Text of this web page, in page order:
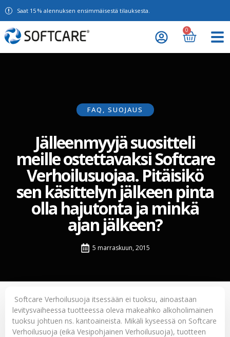
Saat 15 % alennuksen ensimmäisestä tilauksesta.
0
FAQ , SUOJAUS
Jälleenmyyjä suositteli
meille ostettavaksi Softcare
Verhoilusuojaa. Pitäisikö
sen käsittelyn jälkeen pinta
olla hajutonta ja minkä
ajan jälkeen?
5 marraskuun, 2015
Softcare Verhoilusuoja itsessään ei tuoksu, ainoastaan
levitysvaiheessa tuotteessa oleva makeahko alkoholimainen
tuoksu johtuen ns. kantoaineista. Mikäli kyseessä on Softcare
Verhoilusuoja (eikä Vesipohjainen Verhoilusuoja), tuotteen